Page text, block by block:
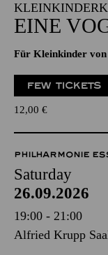
EINE
Für Kleinkinder von
FEW TICKETS
12,00 €
PHILHARMONIE
Saturday
26.09.2026
19:00 - 21:00
Alfried Krupp